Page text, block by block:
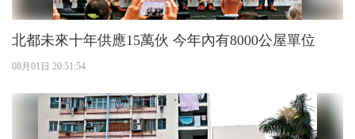
北都未來十年供應15萬伙 今年內有8000公屋單位
08月01日 20:51:54